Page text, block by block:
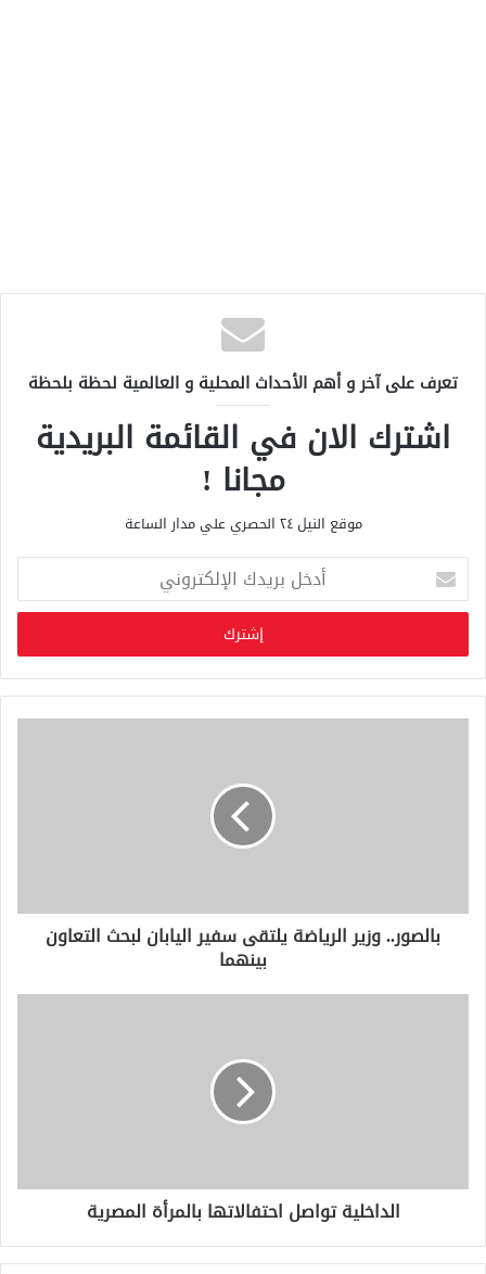
تعرف على آخر و أهم الأحداث المحلية و العالمية لحظة بلحظة
اشترك الان في القائمة البريدية
مجانا !
موقع النيل ٢٤ الحصري علي مدار الساعة
خ
ب
ر
ي
ر
بالصور.. وزير الرياضة يلتقى سفير اليابان لبحث التعاون
بينهما
الداخلية تواصل احتفالاتها بالمرأة المصرية